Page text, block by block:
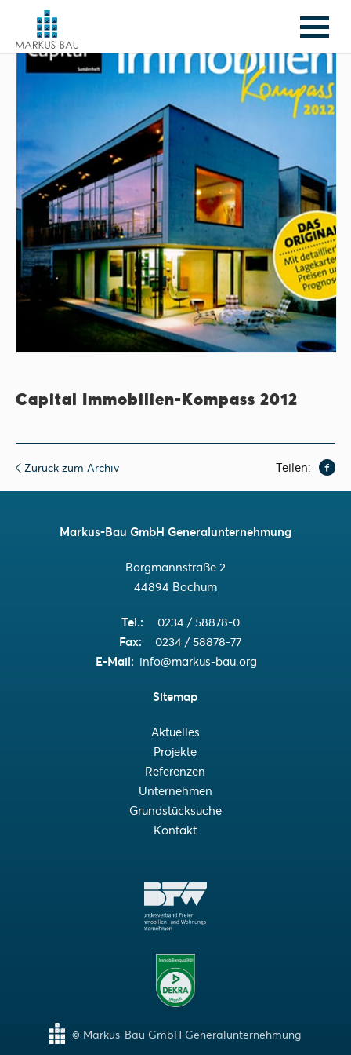
Capital Immobilien-Kompass 2012
Zurück zum Archiv Teilen:
Markus-Bau GmbH Generalunternehmung
Borgmannstraße 2
44894 Bochum
Tel.
0234 / 58878-0
Fax
0234 / 58878-77
E-Mail
info@markus-bau.org
Sitemap
Aktuelles
Projekte
Referenzen
Unternehmen
Grundstücksuche
Kontakt
© Markus-Bau GmbH Generalunternehmung